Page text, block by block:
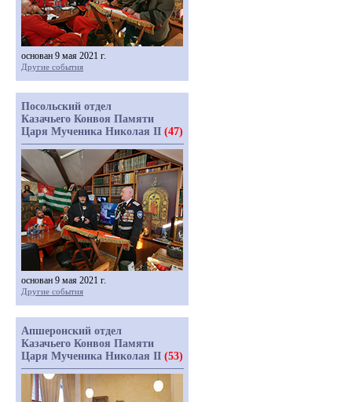
основан 9 мая 2021 г.
Другие события
Посольский отдел
Казачьего Конвоя Памяти
Царя Мученика Николая II (47)
основан 9 мая 2021 г.
Другие события
Апшеронский отдел
Казачьего Конвоя Памяти
Царя Мученика Николая II (53)